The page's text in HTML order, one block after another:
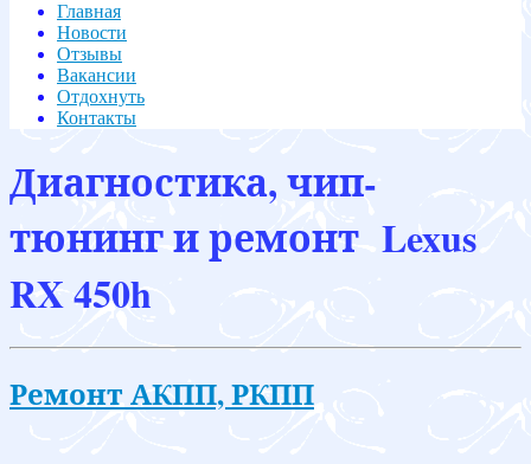
Главная
Новости
Отзывы
Вакансии
Отдохнуть
Контакты
Диагностика, чип-
тюнинг и ремонт Lexus
RX 450h
Ремонт АКПП, РКПП